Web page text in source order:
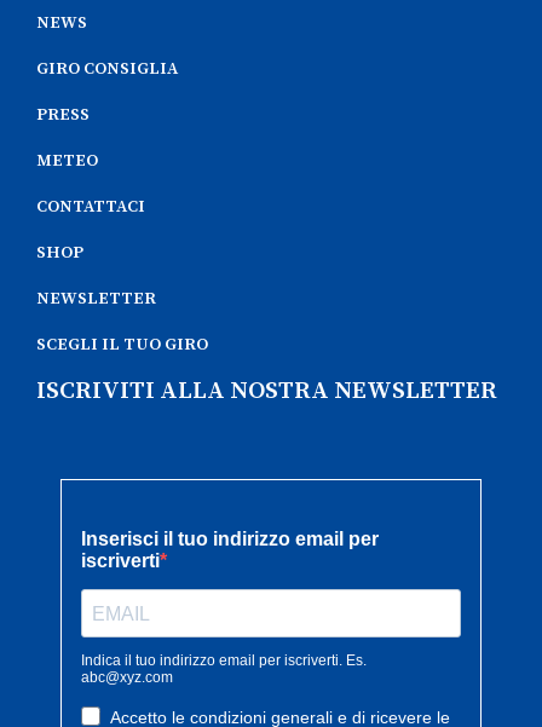
NEWS
GIRO CONSIGLIA
PRESS
METEO
CONTATTACI
SHOP
NEWSLETTER
SCEGLI IL TUO GIRO
ISCRIVITI ALLA NOSTRA NEWSLETTER